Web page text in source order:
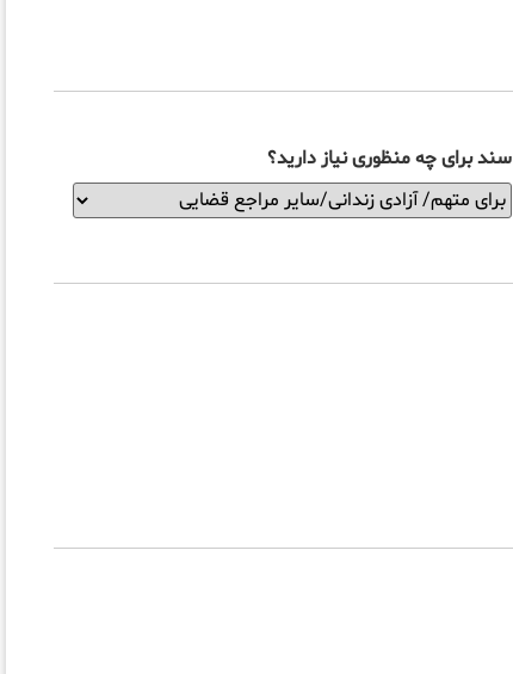
سند برای چه منظوری نیاز دارید؟